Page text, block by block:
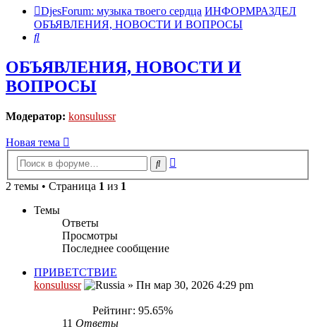
DjesForum: музыка твоего сердца ИНФОРМРАЗДЕЛ
ОБЪЯВЛЕНИЯ, НОВОСТИ И ВОПРОСЫ
Поиск
ОБЪЯВЛЕНИЯ, НОВОСТИ И
ВОПРОСЫ
Модератор: konsulussr
Новая тема
Поиск
2 темы • Страница 1 из 1
Темы
Ответы
Просмотры
Последнее сообщение
ПРИВЕТСТВИЕ
konsulussr
» Пн мар 30, 2026 4:29 pm
Рейтинг: 95.65%
11 Ответы